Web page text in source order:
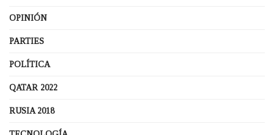
OPINIÓN
PARTIES
POLÍTICA
QATAR 2022
RUSIA 2018